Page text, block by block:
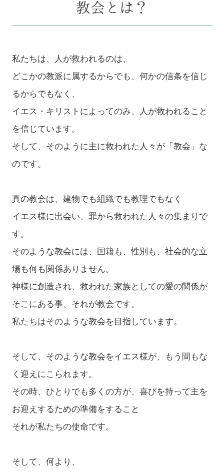
教会とは？
私たちは、人が救われるのは、
どこかの教派に属するからでも、何かの信条を信じ
るからでもなく、
イエス・キリストによってのみ、人が救われること
を信じています。
そして、そのように主に救われた人々が「教会」な
のです。
真の教会は、建物でも組織でも教理でもなく
イエス様に出会い、罪から救われた人々の集まりで
す。
そのような教会には、国籍も、性別も、社会的な立
場も何も関係ありません。
神様に創造され、救われた家族としての愛の関係が
そこにある事、それが教会です。
私たちはそのような教会を目指しています。
そして、そのような教会をイエス様が、もう間もな
く迎えにこられます。
その時、ひとりでも多くの方が、喜びを持って主を
お迎えするための準備をすること
それが私たちの使命です。
そして、何より、